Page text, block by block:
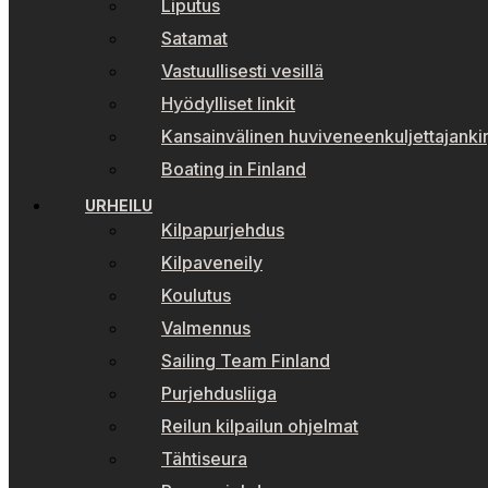
Liputus
Satamat
Vastuullisesti vesillä
Hyödylliset linkit
Kansainvälinen
Boating in Finland
URHEILU
Kilpapurjehdus
Kilpaveneily
Koulutus
Valmennus
Sailing Team Finland
Purjehdusliiga
Reilun kilpailun ohjelmat
Tähtiseura